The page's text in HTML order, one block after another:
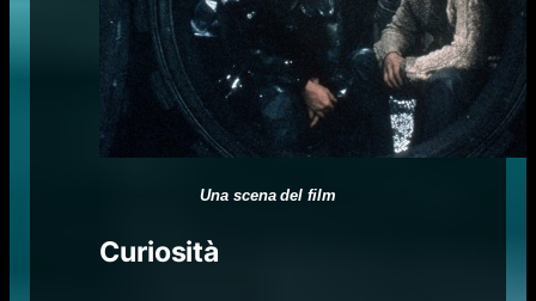
Una scena del film
Curiosità